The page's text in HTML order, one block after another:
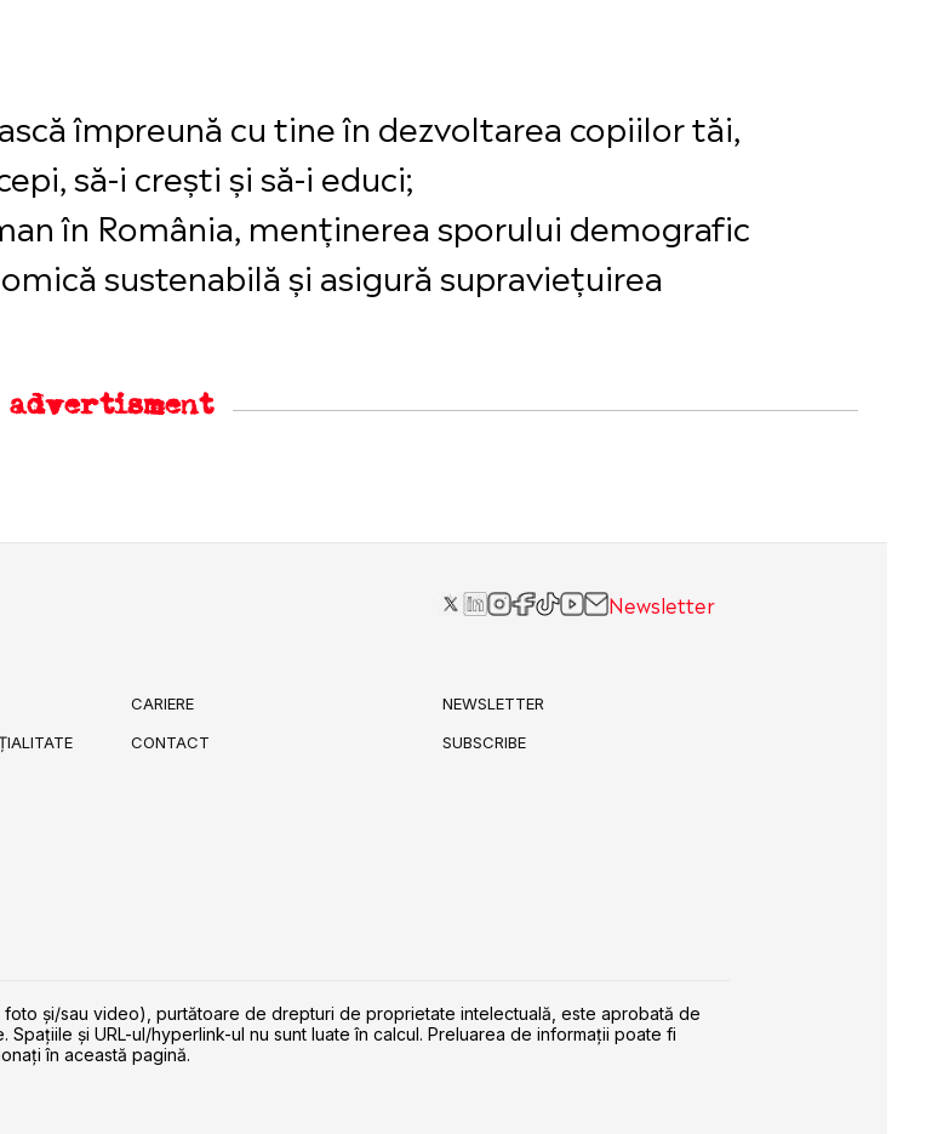
împreună cu tine în dezvoltarea copiilor tăi,
să-i crești și să-i educi;
în România, menținerea sporului demografic
sustenabilă și asigură supraviețuirea
advertisment
Newsletter
CARIERE
CONTACT
NEWSLETTER
SUBSCRIBE
și/sau video), purtătoare de drepturi de proprietate intelectuală, este aprobată de
Spaţiile şi URL-ul/hyperlink-ul nu sunt luate în calcul. Preluarea de informaţii poate fi
în această pagină.